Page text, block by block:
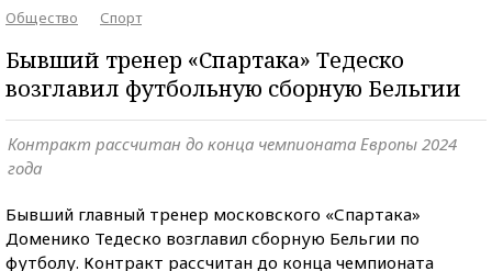
Общество
Спорт
Бывший тренер «Спартака» Тедеско
возглавил футбольную сборную Бельгии
Контракт рассчитан до конца чемпионата Европы 2024
года
Бывший главный тренер московского «Спартака»
Доменико Тедеско возглавил сборную Бельгии по
футболу. Контракт рассчитан до конца чемпионата